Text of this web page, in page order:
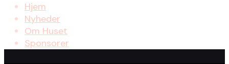
Hjem
Nyheder
Om Huset
Sponsorer